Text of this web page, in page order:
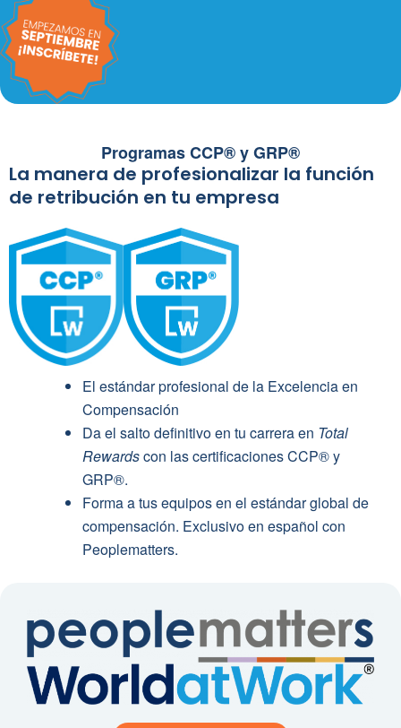
Programas CCP® y GRP®
La manera de profesionalizar la función
de retribución en tu empresa
El estándar profesional de la Excelencia en
Compensación
Da el salto definitivo en tu carrera en Total
Rewardscon las certificaciones CCP® y
GRP®.
Forma a tus equipos en el estándar global de
compensación. Exclusivo en español con
Peoplematters.